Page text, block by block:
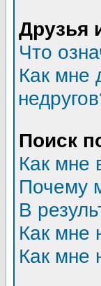
Друзья
Что
Как мне
Поиск
Как мне
Почему
В
Как мне
Как мне